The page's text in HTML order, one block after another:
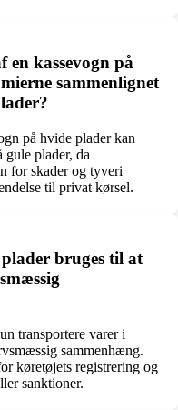
kassevogn på
sammenlignet
på hvide plader kan
gule plader, da
for skader og tyveri
til privat kørsel.
bruges til at
transportere varer i
sammenhæng.
køretøjets registrering og
sanktioner.